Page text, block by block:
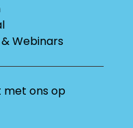
Webinars
ons op